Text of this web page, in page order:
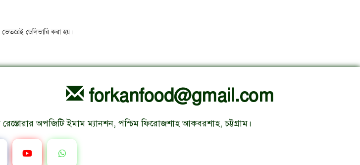
ভেতরেই ডেলিভারি করা হয়।
forkanfood@gmail.com
অপজিটি ইমাম ম্যানশন, পশ্চিম ফিরোজশাহ আকবরশাহ, চট্টগ্রাম।